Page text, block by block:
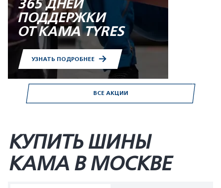
ВСЕ АКЦИИ
365 ДНЕЙ
ПОДДЕРЖКИ
ОТ KAMA TYRES
УЗНАТЬ ПОДРОБНЕЕ
КУПИТЬ ШИНЫ
KAMA В МОСКВЕ